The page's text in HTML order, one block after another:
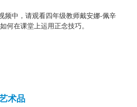
频中，请观看四年级教师戴安娜-佩辛
何在课堂上运用正念技巧。
术品